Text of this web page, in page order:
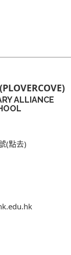
ALLIANCE
(點去)